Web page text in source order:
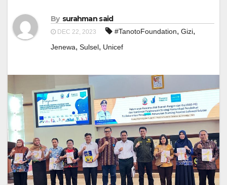
By surahman said
DEC 22, 2023 #TanotoFoundation, Gizi,
Jenewa, Sulsel, Unicef